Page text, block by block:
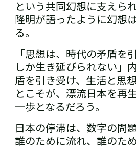
という共同幻想に支えら
隆明が語ったように幻想
る。
「思想は、時代の矛盾を
しか生き延びられない」
盾を引き受け、生活と思
とこそが、漂流日本を再
一歩となるだろう。
日本の停滞は、数字の問
誰のために流れ、誰のため